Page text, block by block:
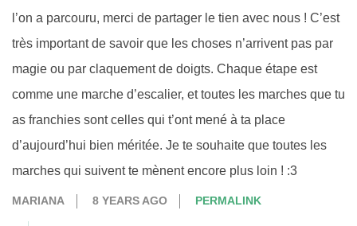
l’on a parcouru, merci de partager le tien avec nous ! C’est
très important de savoir que les choses n’arrivent pas par
magie ou par claquement de doigts. Chaque étape est
comme une marche d’escalier, et toutes les marches que tu
as franchies sont celles qui t’ont mené à ta place
d’aujourd’hui bien méritée. Je te souhaite que toutes les
marches qui suivent te mènent encore plus loin ! :3
MARIANA 8 YEARS AGO PERMALINK